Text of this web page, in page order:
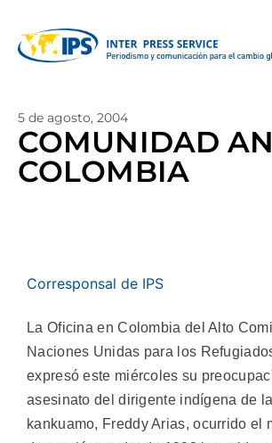
5 de agosto, 2004
COMUNIDAD
COLOMBIA
Corresponsal de IPS
La Oficina en Colombia del Alto
Naciones Unidas para los
expresó este miércoles su
asesinato del dirigente indígena de
kankuamo, Freddy Arias, ocurrido el